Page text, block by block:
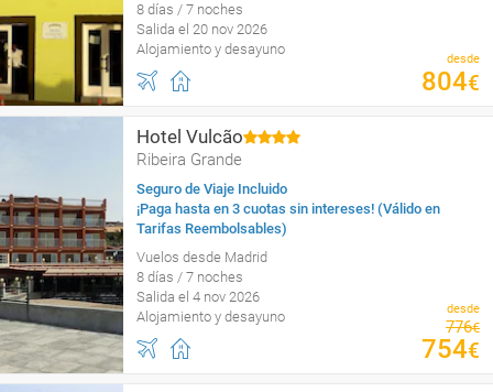
8 días / 7 noches
Salida el 20 nov 2026
Alojamiento y desayuno
desde
804€
Hotel Vulcão
Ribeira Grande
Seguro de Viaje Incluido
¡Paga hasta en 3 cuotas sin intereses! (Válido en
Tarifas Reembolsables)
Vuelos desde Madrid
8 días / 7 noches
Salida el 4 nov 2026
Alojamiento y desayuno
desde
776€
754€